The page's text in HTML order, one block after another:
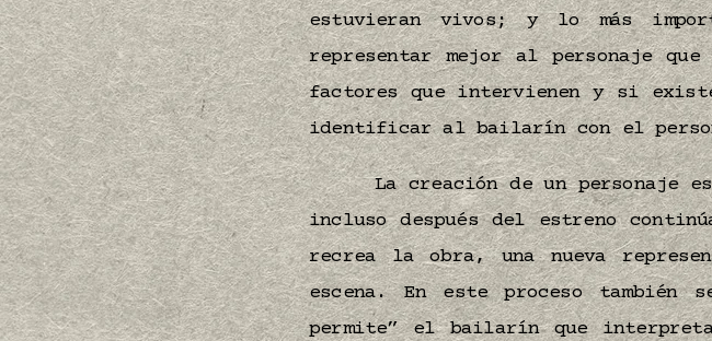
estuvieran vivos; y lo más
representar mejor al personaje
factores que intervienen y si
identificar al bailarín con el
La creación de un personaje
incluso después del estreno
recrea la obra, una nueva
escena. En este proceso también
permite” el bailarín que